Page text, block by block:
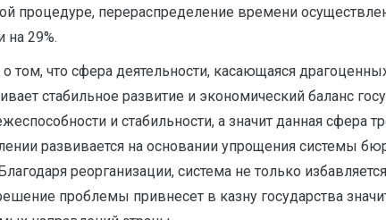
процедуре, перераспределение времени
на 29%.
том, что сфера деятельности, касающаяся
стабильное развитие и экономический баланс
и стабильности, а значит данная сфера
развивается на основании упрощения системы
реорганизации, система не только
проблемы привнесет в казну государства